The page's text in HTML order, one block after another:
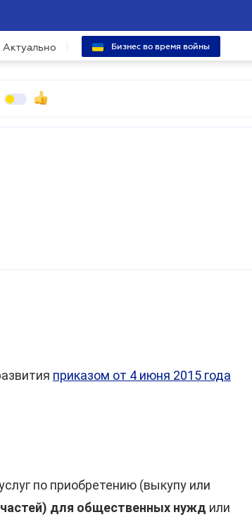
Актуально Бизнес во время войны
приказом от 4 июня 2015 года
по приобретению (выкупу или
для общественных нужд или